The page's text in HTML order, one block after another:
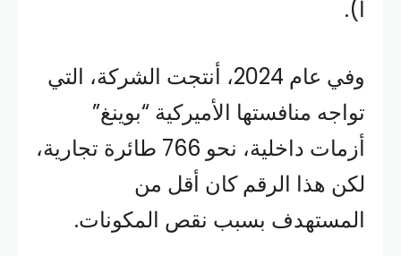
أ).
وفي عام 2024، أنتجت الشركة، التي
تواجه منافستها الأميركية “بوينغ”
أزمات داخلية، نحو 766 طائرة تجارية،
لكن هذا الرقم كان أقل من
المستهدف بسبب نقص المكونات.